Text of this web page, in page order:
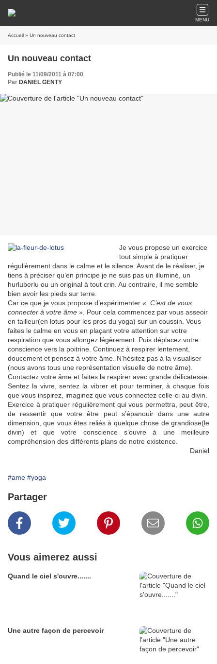
MENU
Accueil » Un nouveau contact
Un nouveau contact
Publié le 11/09/2011 à 07:00
Par DANIEL GENTY
Je vous propose un exercice
tout simple à pratiquer
régulièrement dans le calme et le silence. Avant de le réaliser, je
tiens à préciser qu’en principe je ne suis pas un illuminé, un
hurluberlu ou un original à tout crin. Au contraire, il me semble
bien avoir les pieds sur terre.
Car ce que je vous propose d’expérimenter « C’est de vous
connecter à votre âme ». Pour cela commencez par vous asseoir
en tailleur(en lotus pour les pros du yoga) sur un coussin. Vous
faites le calme en vous en plaçant votre attention sur votre
respiration que vous allongez légèrement. Puis déplacez votre
conscience vers la poitrine. Continuez à respirer lentement,
doucement et pensez à votre âme. N’hésitez pas à la visualiser
(nous avons tous une représentation visuelle de notre âme).
Contactez votre âme et faites la respirer avec grande délicatesse.
Sentez la vivre, sentez la vibrer et pour terminer, à chaque fois
que vous inspirez, imaginez que vous connectez celle-ci au divin.
Exercice à pratiquer régulièrement qui vous permettra, peut être,
de ressentir que votre être peut s’épanouir dans une autre
dimension, que vous êtes reliés à quelque chose de grandiose(le
divin) et que votre conscience s’ouvre à une meilleure
compréhension des différents plans de notre existence.
Daniel
#ame #yoga
Partager
Vous aimerez aussi
Quand le ciel s'ouvre.......
Une autre façon de percevoir